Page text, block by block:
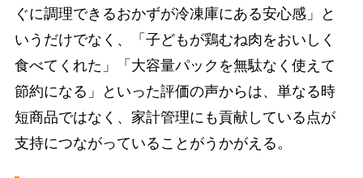
ぐに調理できるおかずが冷凍庫にある安心感」と
いうだけでなく、「子どもが鶏むね肉をおいしく
食べてくれた」「大容量パックを無駄なく使えて
節約になる」といった評価の声からは、単なる時
短商品ではなく、家計管理にも貢献している点が
支持につながっていることがうかがえる。